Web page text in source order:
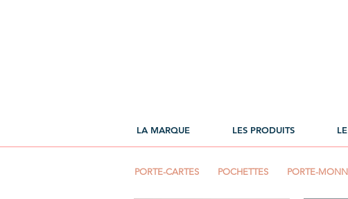
LA MARQUE LES PRODUITS
PORTE-CARTES POCHETTES PORTE-